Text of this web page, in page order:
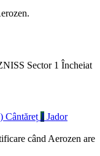
Sector 1 Încheiat
Cântăreț J Jador
când Aerozen are